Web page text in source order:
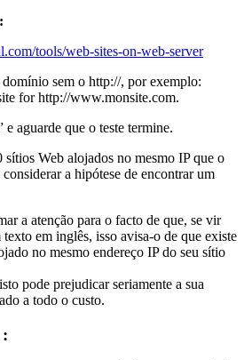
tools/web-sites-on-web-server
sem o http://, por exemplo:
for http://www.monsite.com.
aguarde que o teste termine.
sítios Web alojados no mesmo IP que o
a hipótese de encontrar um
a atenção para o facto de que, se vir
em inglês, isso avisa-o de que existe
no mesmo endereço IP do seu sítio
pode prejudicar seriamente a sua
a todo o custo.